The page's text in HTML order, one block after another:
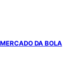
MERCADO DA BOLA